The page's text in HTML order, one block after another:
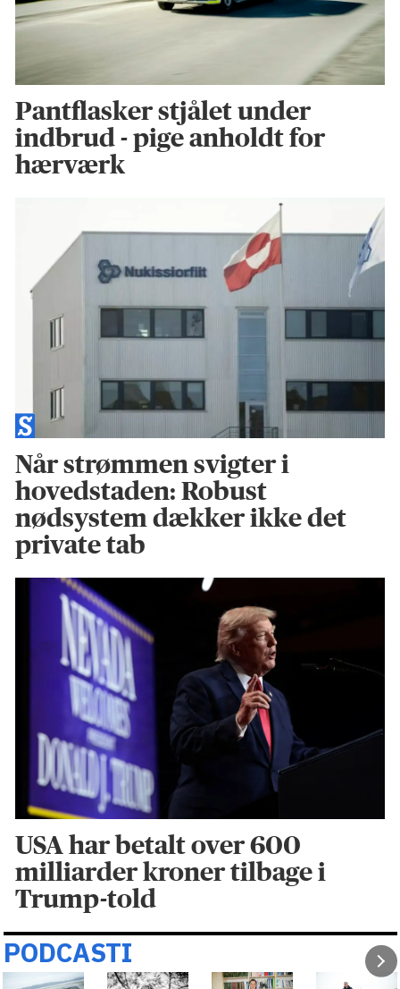
Pantflasker stjålet under
indbrud - pige anholdt for
hærværk
Når strømmen svigter i
hovedstaden: Robust
nødsystem dækker ikke det
private tab
USA har betalt over 600
milliarder kroner tilbage i
Trump-told
PODCASTI